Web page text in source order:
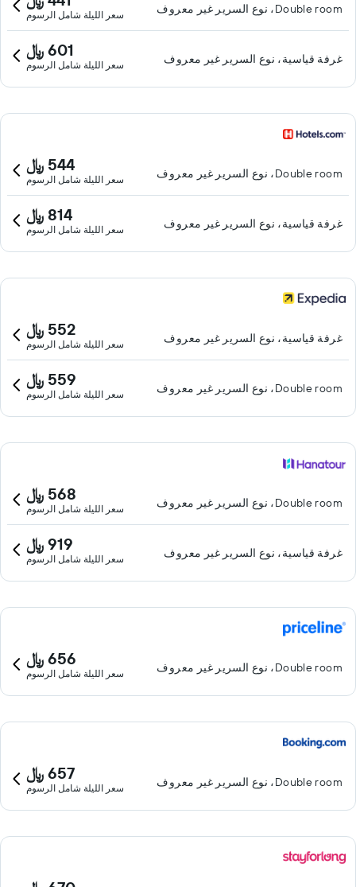
Double room، نوع السرير غير معروف سعر الليلة شامل الرسوم
غرفة قياسية، نوع السرير غير معروف 601 ﷼
سعر الليلة شامل الرسوم
Double room، نوع السرير غير معروف 544 ﷼
سعر الليلة شامل الرسوم
غرفة قياسية، نوع السرير غير معروف 814 ﷼
سعر الليلة شامل الرسوم
غرفة قياسية، نوع السرير غير معروف 552 ﷼
سعر الليلة شامل الرسوم
Double room، نوع السرير غير معروف 559 ﷼
سعر الليلة شامل الرسوم
Double room، نوع السرير غير معروف 568 ﷼
سعر الليلة شامل الرسوم
غرفة قياسية، نوع السرير غير معروف 919 ﷼
سعر الليلة شامل الرسوم
Double room، نوع السرير غير معروف 656 ﷼
سعر الليلة شامل الرسوم
Double room، نوع السرير غير معروف 657 ﷼
سعر الليلة شامل الرسوم